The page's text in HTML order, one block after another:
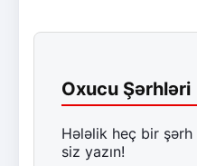
Oxucu Şərhləri
Hələlik heç bir şərh
siz yazın!